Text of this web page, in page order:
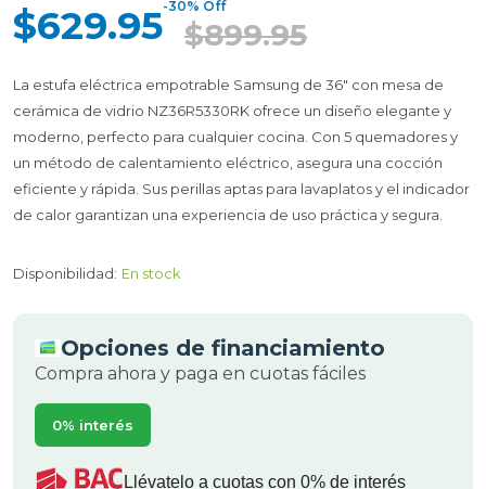
$629.95-30% Off
$899.95
La estufa eléctrica empotrable Samsung de 36" con mesa de
cerámica de vidrio NZ36R5330RK ofrece un diseño elegante y
moderno, perfecto para cualquier cocina. Con 5 quemadores y
un método de calentamiento eléctrico, asegura una cocción
eficiente y rápida. Sus perillas aptas para lavaplatos y el indicador
de calor garantizan una experiencia de uso práctica y segura.
Disponibilidad: En stock
Opciones de financiamiento
Compra ahora y paga en cuotas fáciles
0% interés
Llévatelo a cuotas con 0% de interés